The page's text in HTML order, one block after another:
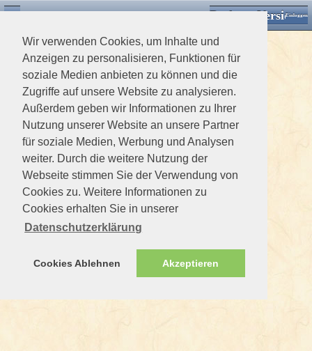
Wir verwenden Cookies, um Inhalte und
Anzeigen zu personalisieren, Funktionen für
soziale Medien anbieten zu können und die
Zugriffe auf unsere Website zu analysieren.
Außerdem geben wir Informationen zu Ihrer
Nutzung unserer Website an unsere Partner
für soziale Medien, Werbung und Analysen
weiter. Durch die weitere Nutzung der
Webseite stimmen Sie der Verwendung von
Cookies zu. Weitere Informationen zu
Cookies erhalten Sie in unserer
Datenschutzerklärung
Cookies Ablehnen Akzeptieren
Desktop VersionEinloggen